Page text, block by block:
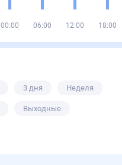
00:00 06:00 12:00 18:00
3 дня Неделя
Выходные